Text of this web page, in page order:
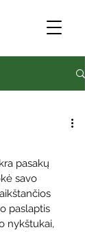
pasakų
savo
paslaptis
nykštukai,